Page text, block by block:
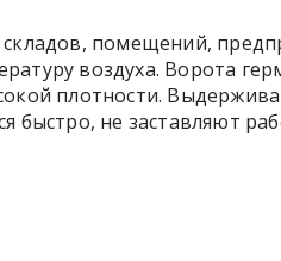
помещений,
воздуха. Ворота
плотности.
быстро, не заставляют